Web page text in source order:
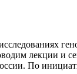
лекции
По